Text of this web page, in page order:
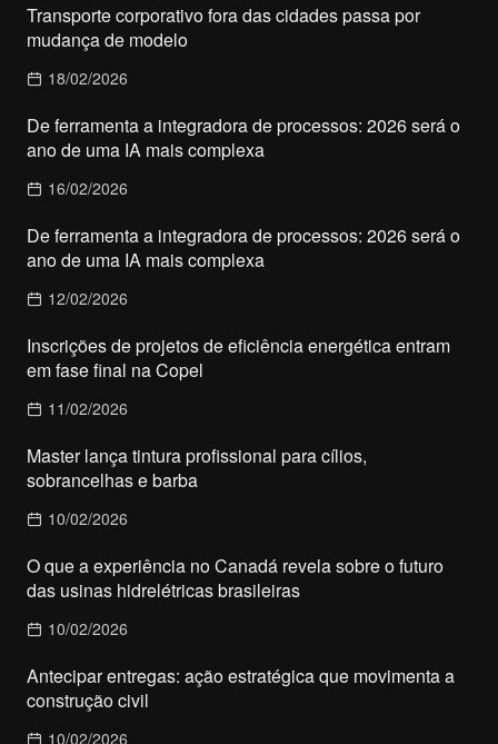
Transporte corporativo fora das cidades passa por
mudança de modelo
18/02/2026
De ferramenta a integradora de processos: 2026 será o
ano de uma IA mais complexa
16/02/2026
De ferramenta a integradora de processos: 2026 será o
ano de uma IA mais complexa
12/02/2026
Inscrições de projetos de eficiência energética entram
em fase final na Copel
11/02/2026
Master lança tintura profissional para cílios,
sobrancelhas e barba
10/02/2026
O que a experiência no Canadá revela sobre o futuro
das usinas hidrelétricas brasileiras
10/02/2026
Antecipar entregas: ação estratégica que movimenta a
construção civil
10/02/2026